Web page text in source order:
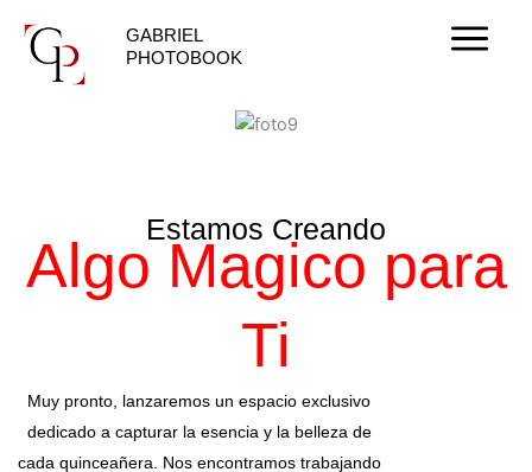
contenido
GABRIEL
PHOTOBOOK
Estamos Creando
Algo Magico para
Ti
Muy pronto, lanzaremos un espacio exclusivo
dedicado a capturar la esencia y la belleza de
cada quinceañera. Nos encontramos trabajando